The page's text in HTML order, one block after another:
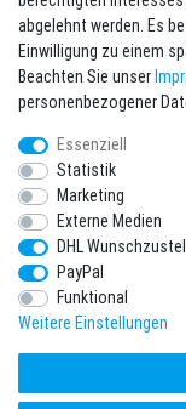
E-MAIL **
Newsletter
Honig
Hiermit bestätige ich,
Einwilligung kann ich
* Pflichtfeld
Ich möchte den
Ihrer
Informationen zu
Zubehör aus Ihrem
abgelehnt werden. Es
Einwilligung zu einem
Beachten Sie unser
personenbezogener
Essenziell
Statistik
Marketing
Externe Medien
DHL
PayPal
Funktional
Weitere Einstellungen